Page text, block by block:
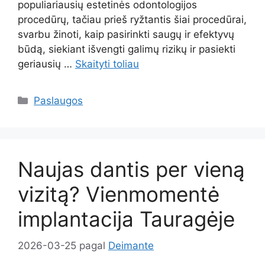
populiariausių estetinės odontologijos
procedūrų, tačiau prieš ryžtantis šiai procedūrai,
svarbu žinoti, kaip pasirinkti saugų ir efektyvų
būdą, siekiant išvengti galimų rizikų ir pasiekti
geriausių … Skaityti toliau
Kategorijos
Paslaugos
Naujas dantis per vieną
vizitą? Vienmomentė
implantacija Tauragėje
2026-03-25 pagal Deimante